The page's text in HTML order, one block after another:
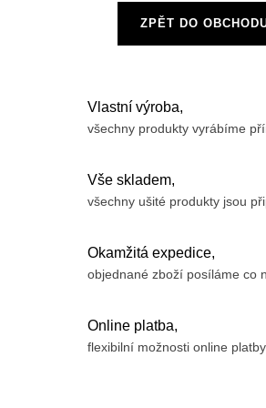
ZPĚT DO
Vlastní výroba,
všechny produkty vyrábíme
Vše skladem,
všechny ušité produkty jsou
Okamžitá expedice,
objednané zboží posíláme co
Online platba,
flexibilní možnosti online platby